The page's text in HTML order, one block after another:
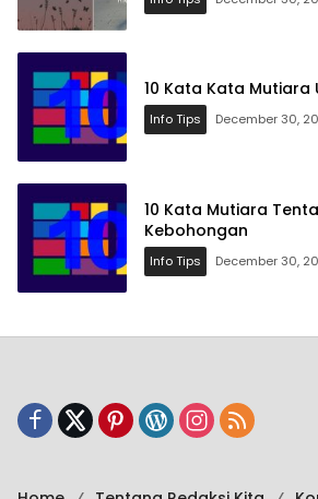
10 Kata Kata Mutiara
Info Tips December 30,
10 Kata Mutiara
Kebohongan
Info Tips December 30,